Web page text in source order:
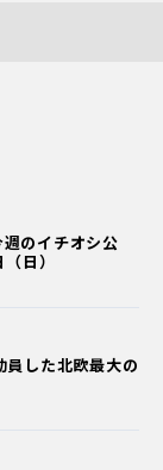
のイチオシ公
日）
員した北欧最大の